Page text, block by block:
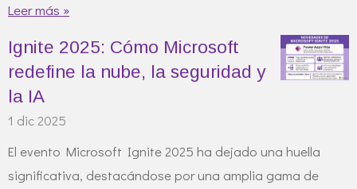
Leer más »
Ignite 2025: Cómo Microsoft
redefine la nube, la seguridad y
la IA
1 dic 2025
El evento Microsoft Ignite 2025 ha dejado una huella
significativa, destacándose por una amplia gama de